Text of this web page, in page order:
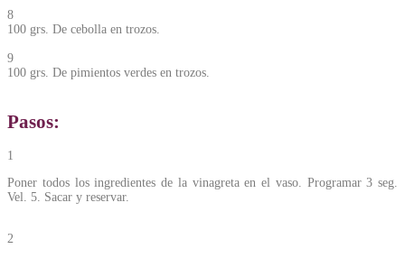
8
100 grs. De cebolla en trozos.
9
100 grs. De pimientos verdes en trozos.
Pasos:
1
Poner todos los ingredientes de la vinagreta en el vaso. Programar 3 seg.
Vel. 5. Sacar y reservar.
2